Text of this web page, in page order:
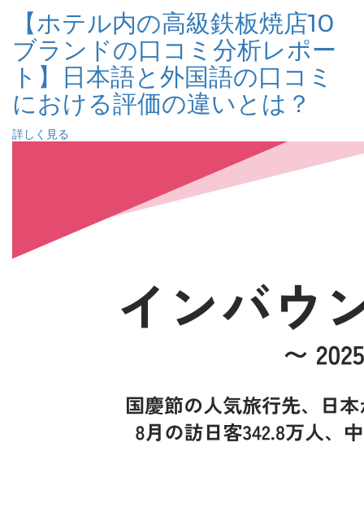
【ホテル内の高級鉄板焼店10
ブランドの口コミ分析レポー
ト】日本語と外国語の口コミ
における評価の違いとは？
詳しく見る